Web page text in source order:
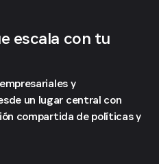
escala con tu
y
un lugar central con
compartida de políticas y